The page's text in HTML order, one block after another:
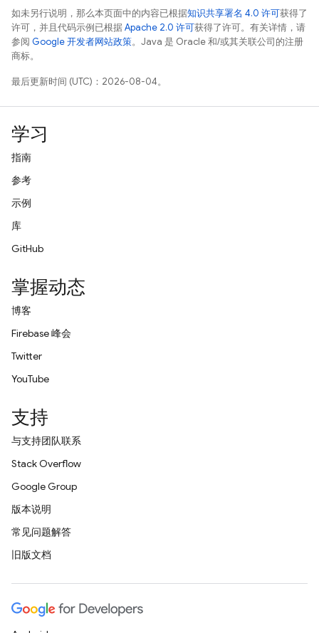
如未另行说明，那么本页面中的内容已根据知识共享署名 4.0 许可获得了
许可，并且代码示例已根据Apache 2.0 许可获得了许可。有关详情，请
参阅 Google 开发者网站政策。Java 是 Oracle 和/或其关联公司的注册
商标。
最后更新时间 (UTC)：2026-08-04。
学习
指南
参考
示例
库
GitHub
掌握动态
博客
Firebase 峰会
Twitter
YouTube
支持
与支持团队联系
Stack Overflow
Google Group
版本说明
常见问题解答
旧版文档